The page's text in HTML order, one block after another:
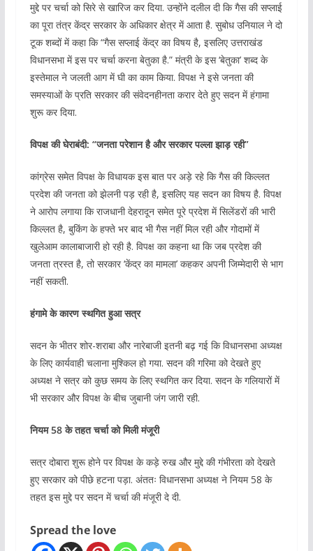
मुद्दे पर चर्चा को सिरे से खारिज कर दिया. उन्होंने दलील दी कि गैस की सप्लाई
का पूरा तंत्र केंद्र सरकार के अधिकार क्षेत्र में आता है. सुबोध उनियाल ने दो
टूक शब्दों में कहा कि “गैस सप्लाई केंद्र का विषय है, इसलिए उत्तराखंड
विधानसभा में इस पर चर्चा करना बेतुका है.” मंत्री के इस ‘बेतुका’ शब्द के
इस्तेमाल ने जलती आग में घी का काम किया. विपक्ष ने इसे जनता की
समस्याओं के प्रति सरकार की संवेदनहीनता करार देते हुए सदन में हंगामा
शुरू कर दिया.
विपक्ष की घेराबंदी: “जनता परेशान है और सरकार पल्ला झाड़ रही”
कांग्रेस समेत विपक्ष के विधायक इस बात पर अड़े रहे कि गैस की किल्लत
प्रदेश की जनता को झेलनी पड़ रही है, इसलिए यह सदन का विषय है. विपक्ष
ने आरोप लगाया कि राजधानी देहरादून समेत पूरे प्रदेश में सिलेंडरों की भारी
किल्लत है, बुकिंग के हफ्ते भर बाद भी गैस नहीं मिल रही और गोदामों में
खुलेआम कालाबाजारी हो रही है. विपक्ष का कहना था कि जब प्रदेश की
जनता त्रस्त है, तो सरकार ‘केंद्र का मामला’ कहकर अपनी जिम्मेदारी से भाग
नहीं सकती.
हंगामे के कारण स्थगित हुआ सत्र
सदन के भीतर शोर-शराबा और नारेबाजी इतनी बढ़ गई कि विधानसभा अध्यक्ष
के लिए कार्यवाही चलाना मुश्किल हो गया. सदन की गरिमा को देखते हुए
अध्यक्ष ने सत्र को कुछ समय के लिए स्थगित कर दिया. सदन के गलियारों में
भी सरकार और विपक्ष के बीच जुबानी जंग जारी रही.
नियम 58 के तहत चर्चा को मिली मंजूरी
सत्र दोबारा शुरू होने पर विपक्ष के कड़े रुख और मुद्दे की गंभीरता को देखते
हुए सरकार को पीछे हटना पड़ा. अंततः विधानसभा अध्यक्ष ने नियम 58 के
तहत इस मुद्दे पर सदन में चर्चा की मंजूरी दे दी.
Spread the love